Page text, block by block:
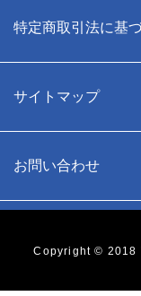
特定商取引法に基
サイトマップ
お問い合わせ
Copyright © 2018